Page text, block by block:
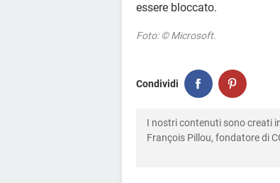
essere bloccato.
Foto: © Microsoft.
Condividi
I nostri contenuti sono creati
François Pillou, fondatore di